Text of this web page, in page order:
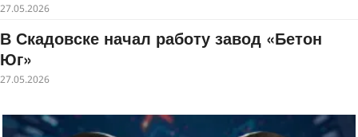
27.05.2026
В Скадовске начал работу завод «Бетон
Юг»
27.05.2026